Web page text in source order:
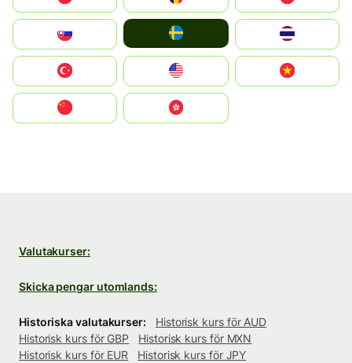
United States
中國香港特別行政區
Valutakurser:
Skicka pengar utomlands:
Historiska valutakurser:
Historisk kurs för AUD
Historisk kurs för GBP
Historisk kurs för MXN
Historisk kurs för EUR
Historisk kurs för JPY